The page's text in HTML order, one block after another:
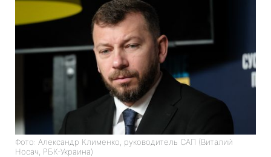
Фото: Александр Клименко, руководитель САП (Виталий
Носач, РБК-Украина)